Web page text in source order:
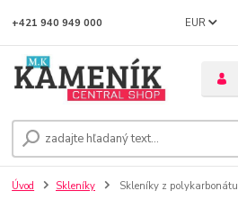
EUR
+421 940 949 000
Úvod Skleníky Skleníky z polykarbonátu